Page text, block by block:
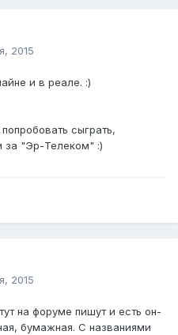
2015
и в реале. :)
сыграть,
за "Эр-Телеком" :)
2015
на форуме пишут и есть он-
бумажная. С названиями